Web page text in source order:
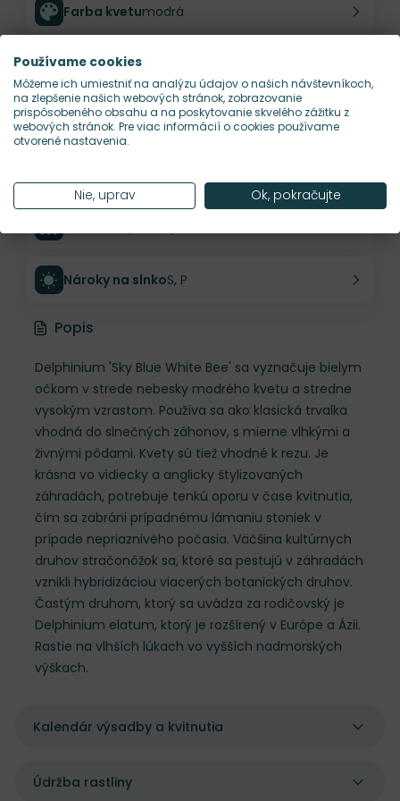
Farba kvetumodrá
Výška rastliny
Šírka rastliny 80 cm
Nároky na slnkoS, P
Popis
Delphinium 'Sky Blue White Bee' sa vyznačuje bielym
očkom v strede nebesky modrého kvetu a stredne
vysokým vzrastom. Používa sa ako klasická trvalka
vhodná do slnečných záhonov, s mierne vlhkými a
živnými pôdami. Kvety sú tiež vhodné k rezu. Je
krásna vo vidiecky a anglicky štylizovaných
záhradách, potrebuje tenkú oporu v čase kvitnutia,
čím sa zabráni prípadnému lámaniu stoniek v
prípade nepriaznivého počasia. Väčšina kultúrnych
druhov stračonôžok sa, ktoré sa pestujú v záhradách
vznikli hybridizáciou viacerých botanických druhov.
Častým druhom, ktorý sa uvádza za rodičovský je
Delphinium elatum, ktorý je rozšírený v Európe a Ázii.
Rastie na vlhších lúkach vo vyšších nadmorských
výškach.
Kalendár výsadby a kvitnutia
Údržba rastliny
Používame cookies
Môžeme ich umiestniť na analýzu údajov o našich návštevníkoch,
na zlepšenie našich webových stránok, zobrazovanie
prispôsobeného obsahu a na poskytovanie skvelého zážitku z
webových stránok. Pre viac informácií o cookies používame
otvorené nastavenia.
Nie, uprav Ok, pokračujte